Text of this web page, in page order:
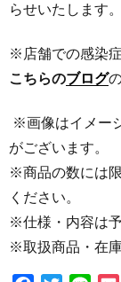
らせいたします。
※店舗での感染
こちらのブログ
※画像はイメー
がございます。
※商品の数には
ください。
※仕様・内容は
※取扱商品・在